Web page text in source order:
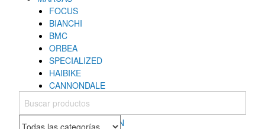
FOCUS
BIANCHI
BMC
ORBEA
SPECIALIZED
HAIBIKE
CANNONDALE
COLNAGO
MONDRAKER
ROCKY MOUNTAIN